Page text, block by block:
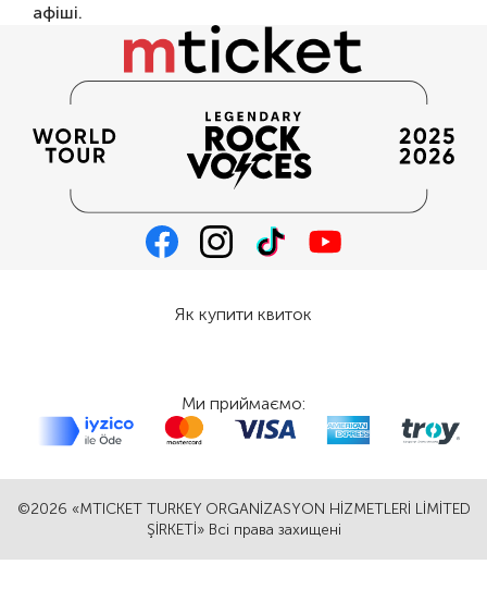
афіші.
©2026 «MTICKET TURKEY ORGANİZASYON HİZMETLERİ LİMİTED
ŞİRKETİ» Всі права захищені
Як купити квиток
Ми приймаємо: